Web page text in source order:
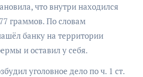
что внутри находился
граммов. По словам
банку на территории
и оставил у себя.
уголовное дело по ч. 1 ст.